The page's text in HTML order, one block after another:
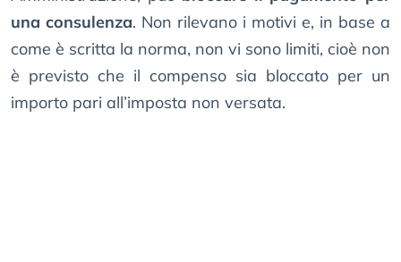
una consulenza. Non rilevano i motivi e, in base a
come è scritta la norma, non vi sono limiti, cioè non
è previsto che il compenso sia bloccato per un
importo pari all’imposta non versata.